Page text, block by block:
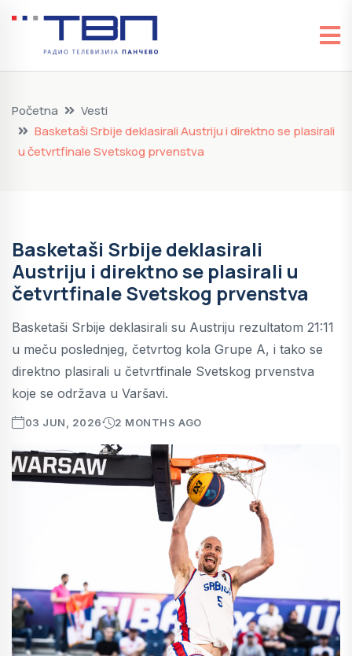
Početna
Vesti
Basketaši Srbije deklasirali Austriju i direktno se plasirali
u četvrtfinale Svetskog prvenstva
Basketaši Srbije deklasirali
Austriju i direktno se plasirali u
četvrtfinale Svetskog prvenstva
Basketaši Srbije deklasirali su Austriju rezultatom 21:11
u meču poslednjeg, četvrtog kola Grupe A, i tako se
direktno plasirali u četvrtfinale Svetskog prvenstva
koje se održava u Varšavi.
03 JUN, 2026 2 MONTHS AGO